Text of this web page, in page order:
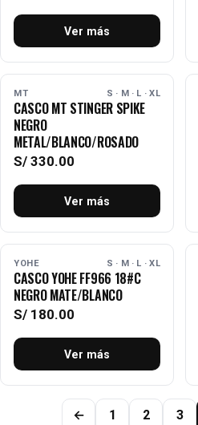
Ver más
AGOTADO
MT S · M · L · XL
CASCO MT STINGER SPIKE
NEGRO
METAL/BLANCO/ROSADO
S/ 330.00
Ver más
AGOTADO
YOHE S · M · L · XL
CASCO YOHE FF966 18#C
NEGRO MATE/BLANCO
S/ 180.00
Ver más
← 1 2 3